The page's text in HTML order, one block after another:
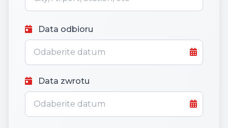
Data odbioru
Data zwrotu